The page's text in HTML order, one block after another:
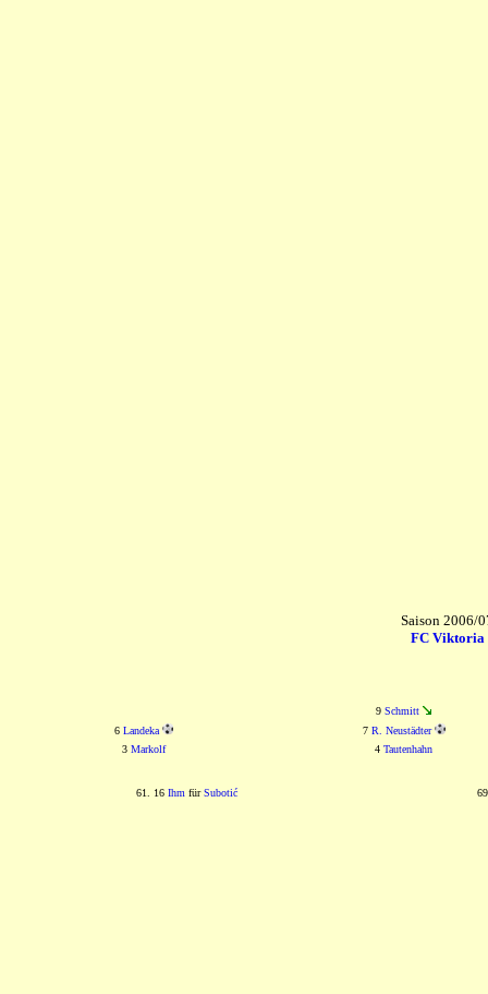
Saison 2006/
FC Viktoria
9 Schmitt
6 Landeka 7 R. Neustädter
3 Markolf 4 Tautenhahn
61. 16 Ihm fürSubotić